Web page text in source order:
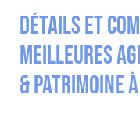
Détails et
meilleures
& Patrimoine